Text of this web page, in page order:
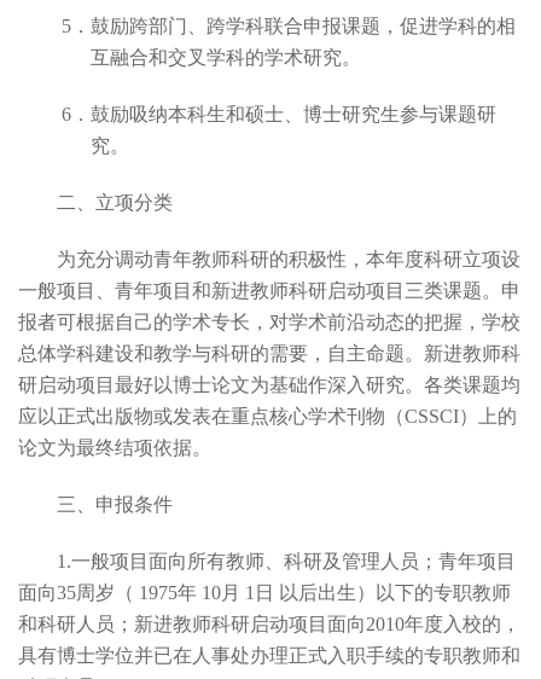
5 ．鼓励跨部门、跨学科联合申报课题，促进学科的相
互融合和交叉学科的学术研究。
6 ．鼓励吸纳本科生和硕士、博士研究生参与课题研
究。
二、立项分类
为充分调动青年教师科研的积极性，本年度科研立项设
一般项目、青年项目和新进教师科研启动项目三类课题。申
报者可根据自己的学术专长，对学术前沿动态的把握，学校
总体学科建设和教学与科研的需要，自主命题。新进教师科
研启动项目最好以博士论文为基础作深入研究。各类课题均
应以正式出版物或发表在重点核心学术刊物（CSSCI）上的
论文为最终结项依据。
三、申报条件
1.一般项目面向所有教师、科研及管理人员；青年项目
面向35周岁（ 1975年 10月 1日 以后出生）以下的专职教师
和科研人员；新进教师科研启动项目面向2010年度入校的，
具有博士学位并已在人事处办理正式入职手续的专职教师和